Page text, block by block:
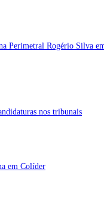
Perimetral Rogério Silva
nos tribunais
em Colíder